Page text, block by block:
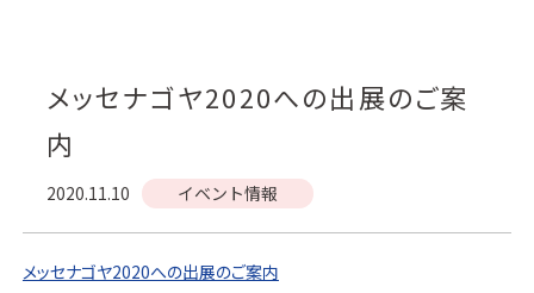
メッセナゴヤ2020への出展のご案
内
2020.11.10 イベント情報
メッセナゴヤ2020への出展のご案内